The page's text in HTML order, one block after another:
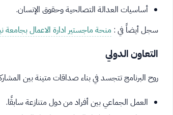
أساسيات العدالة التصالحية وحقوق الإنسان.
سجل أيضاً في : منحة ماجستير ادارة الاعمال بجامعة
التعاون الدولي
روح البرنامج تتجسد في بناء صداقات متينة بين
العمل الجماعي بين أفراد من دول متنازعة سابقًا.